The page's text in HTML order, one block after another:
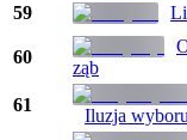
59
60
ząb
61
Iluzja wyboru